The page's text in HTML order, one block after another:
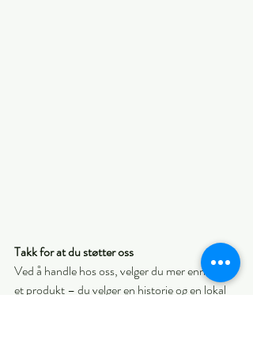
Takk for at du støtter oss
Ved å handle hos oss, velger du mer enn bare
et produkt – du velger en historie og en lokal